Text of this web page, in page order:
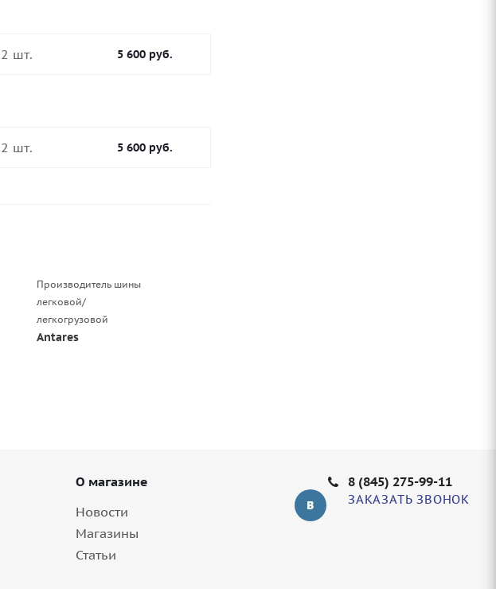
2 шт. 5 600руб.
2 шт. 5 600руб.
Производитель шины
легковой/
легкогрузовой
Antares
О магазине
Новости
Магазины
Статьи
8 (845) 275-99-11
ЗАКАЗАТЬ ЗВОНОК